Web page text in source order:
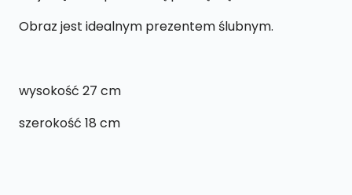
Obraz jest idealnym prezentem ślubnym.
wysokość 27 cm
szerokość 18 cm